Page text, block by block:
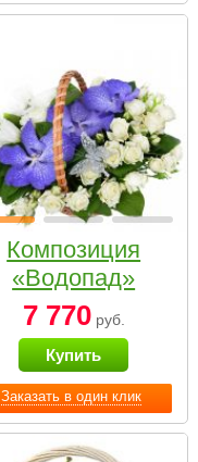
Заказать в один клик
Композиция
«Водопад»
7 770руб.
Купить